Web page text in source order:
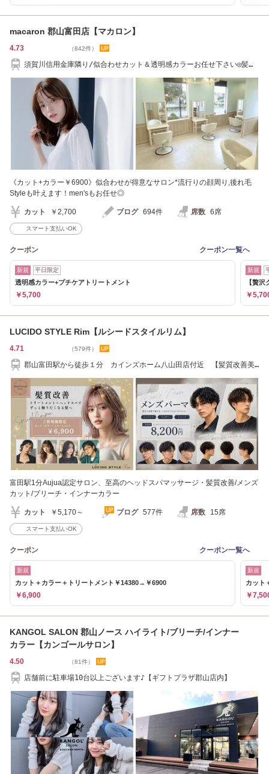
macaron 郡山富田店【マカロン】
4.73 （842件）
須賀川信用金庫隣り/似合わせカット＆透明感カラーお任せ下さい◎髪質
《カット+カラー￥6900》似合わせが得意なサロン*流行りの顔周り,後れ毛
Styleも叶えます！men'sもお任せ◎
カット ￥2,700 ブログ 694件 席数 6席
スマート支払いOK
クーポン クーポン一覧へ
新規 平日限定
透明感カラー+プチケアトリートメント
￥5,700
新規
【贅
￥
LUCIDO STYLE Rim【ルシードスタイルリム】
4.71 （579件）
郡山富田駅から徒歩１分 カインズホーム八山田店付近 【髪質改善美
富田駅1分Aujua認定サロン、至高のヘッドスパマッサージ・髪質改善/メンズ
カット/ブリーチ・インナーカラー
カット ￥5,170～ ブログ 577件 席数 15席
スマート支払いOK
クーポン クーポン一覧へ
新規
カット＋カラー＋トリートメント￥14380→￥6900
￥6,900
新規
カット
￥
KANGOL SALON 郡山ノース ハイライト/ブリーチ/インナー
カラー【カンゴールサロン】
4.50 （81件）
店舗前に駐車場10台以上ございます♪【ギフトプラザ郡山店内】